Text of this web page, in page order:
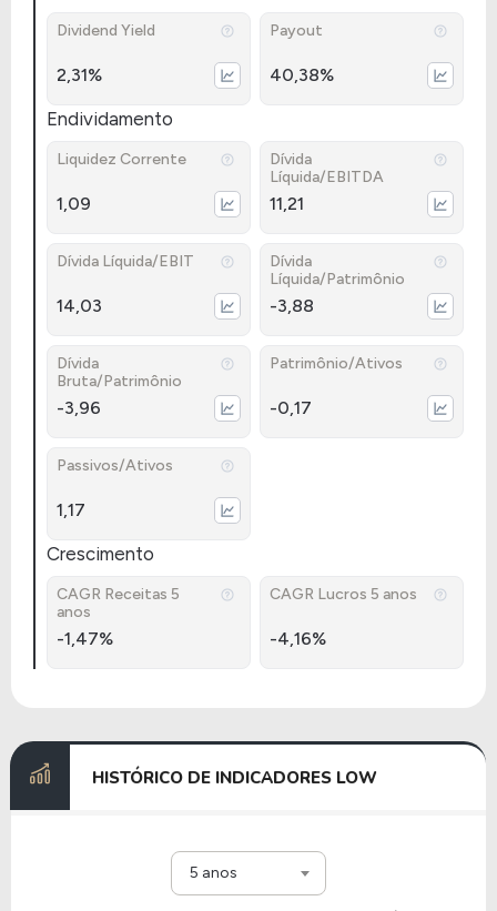
Dividend Yield
2,31%
Payout
40,38%
Endividamento
Liquidez Corrente
1,09
Dívida
Líquida/EBITDA
11,21
Dívida Líquida/EBIT
14,03
Dívida
Líquida/Patrimônio
-3,88
Dívida
Bruta/Patrimônio
-3,96
Patrimônio/Ativos
-0,17
Passivos/Ativos
1,17
Crescimento
CAGR Receitas 5
anos
-1,47%
CAGR Lucros 5 anos
-4,16%
HISTÓRICO DE INDICADORES LOW
5 anos